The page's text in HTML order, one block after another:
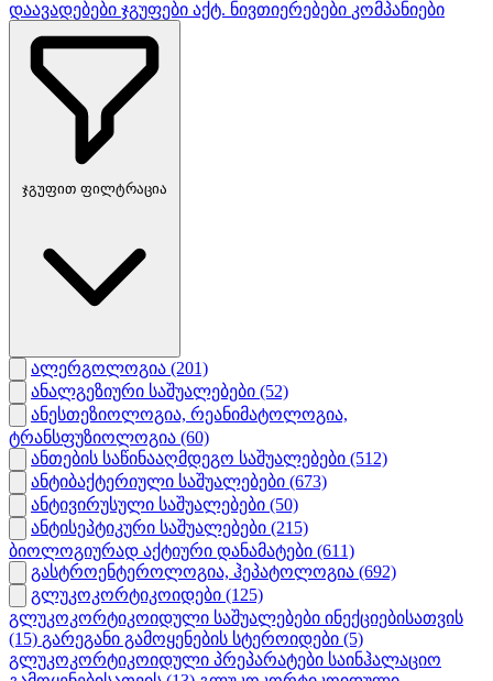
დაავადებები ჯგუფები აქტ. ნივთიერებები კომპანიები
ჯგუფით ფილტრაცია
ალერგოლოგია (201)
ანალგეზიური საშუალებები (52)
ანესთეზიოლოგია, რეანიმატოლოგია,
ტრანსფუზიოლოგია (60)
ანთების საწინააღმდეგო საშუალებები (512)
ანტიბაქტერიული საშუალებები (673)
ანტივირუსული საშუალებები (50)
ანტისეპტიკური საშუალებები (215)
ბიოლოგიურად აქტიური დანამატები (611)
გასტროენტეროლოგია, ჰეპატოლოგია (692)
გლუკოკორტიკოიდები (125)
გლუკოკორტიკოიდული საშუალებები ინექციებისათვის
(15) გარეგანი გამოყენების სტეროიდები (5)
გლუკოკორტიკოიდული პრეპარატები საინჰალაციო